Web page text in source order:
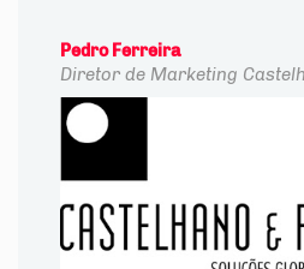
Pedro Ferreira
Diretor de Marketing